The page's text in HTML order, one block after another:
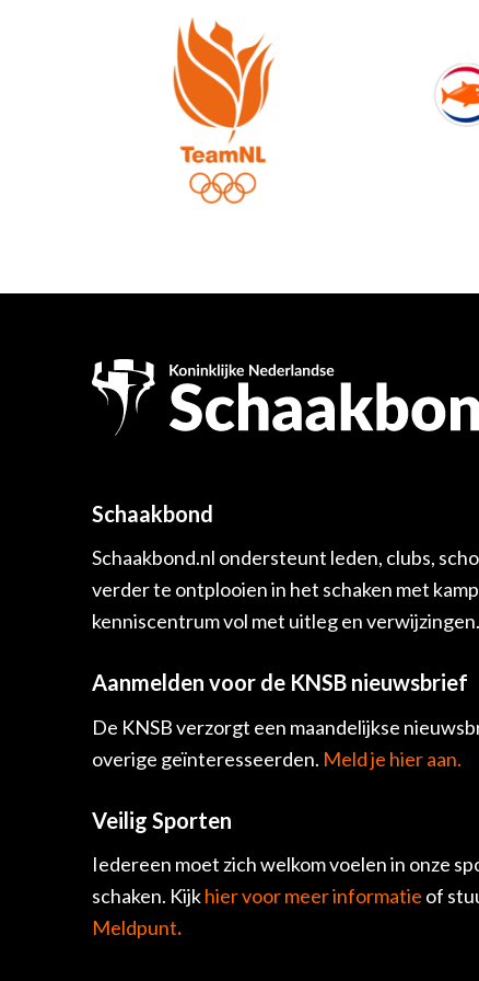
Schaakbond
Schaakbond.nl ondersteunt leden, clubs,
verder te ontplooien in het schaken met
kenniscentrum vol met uitleg en verwijzingen.
Aanmelden voor de KNSB nieuwsbrief
De KNSB verzorgt een maandelijkse
overige geïnteresseerden. Meld je hier aan.
Veilig Sporten
Iedereen moet zich welkom voelen in onze
schaken. Kijkhier voor meer informatie of
Meldpunt.